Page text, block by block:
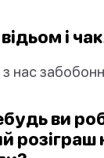
і
нас
ви